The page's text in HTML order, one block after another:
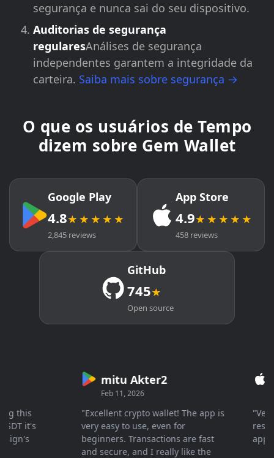
segurança e nunca sai do seu dispositivo.
Auditorias de segurança
regularesAnálises de segurança
independentes garantem a integridade da
carteira. Saiba mais sobre segurança →
O que os usuários de Tempo
dizem sobre Gem Wallet
Google Play
4.8★★★★★
2,845 reviews
App Store
4.9★★★★★
458 reviews
GitHub
745★
Open source
this
it's
mitu Akter2
Feb 11, 2026
"Excellent crypto wallet! The app is
very easy to use, even for
beginners. Transactions are fast
and secure, and I really like the
"Very